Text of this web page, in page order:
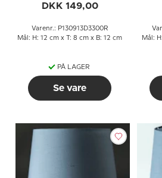
DKK 149,00
Varenr.: P130913D3300R
Mål: H: 12 cm x T: 8 cm x B: 12 cm
PÅ LAGER
Se vare
Mål: